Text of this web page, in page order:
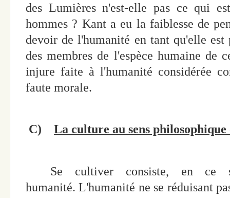
des Lumières n'est-elle pas ce qui
hommes ? Kant a eu la faiblesse de
devoir de l'humanité en tant qu'elle est
des membres de l'espèce humaine de
injure faite à l'humanité considérée
faute morale.
C) La culture au sens philosophique
Se cultiver consiste, en ce
humanité. L'humanité ne se réduisant